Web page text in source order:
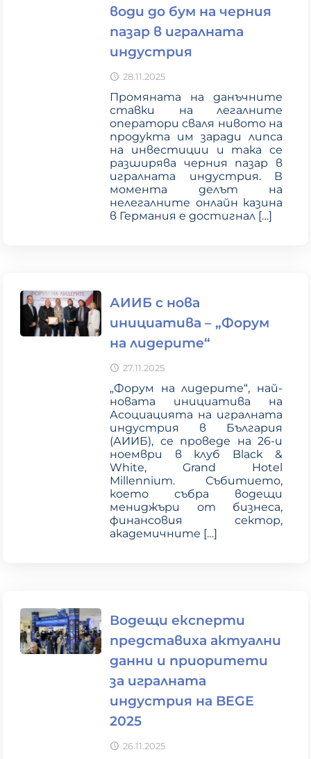
води до бум на черния
пазар в игралната
индустрия
28.11.2025
Промяната на данъчните
ставки на легалните
оператори сваля нивото на
продукта им заради липса
на инвестиции и така се
разширява черния пазар в
игралната индустрия. В
момента делът на
нелегалните онлайн казина
в Германия е достигнал […]
АИИБ с нова
инициатива – „Форум
на лидерите“
27.11.2025
„Форум на лидерите“, най-
новата инициатива на
Асоциацията на игралната
индустрия в България
(АИИБ), се проведе на 26-и
ноември в клуб Black &
White, Grand Hotel
Millennium. Събитието,
което събра водещи
мениджъри от бизнеса,
финансовия сектор,
академичните […]
Водещи експерти
представиха актуални
данни и приоритети
за игралната
индустрия на BEGE
2025
26.11.2025